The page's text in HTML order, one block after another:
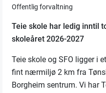
Offentlig forvaltning
Teie skole har ledig inntil
skoleåret 2026-2027
Teie skole og SFO ligger i
fint nærmiljø 2 km fra
Borgheim sentrum. Vi har